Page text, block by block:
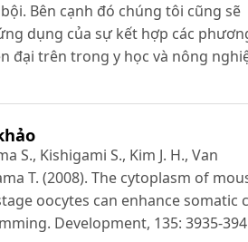
Bên cạnh đó chúng tôi cũng sẽ
dụng của sự kết hợp các
đại trên trong y học và nông
S., Kishigami S., Kim J. H., Van
T. (2008). The cytoplasm of
oocytes can enhance somatic
Development, 135: 3935-